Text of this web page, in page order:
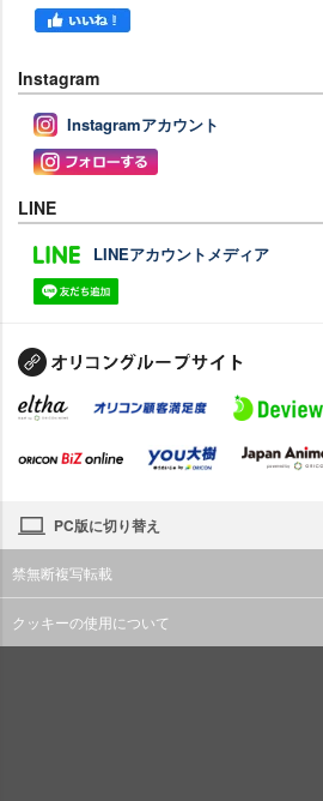
Instagram
Instagramアカウント
LINE
LINEアカウントメディア
PC版に切り替え
禁無断複写転載
クッキーの使用について